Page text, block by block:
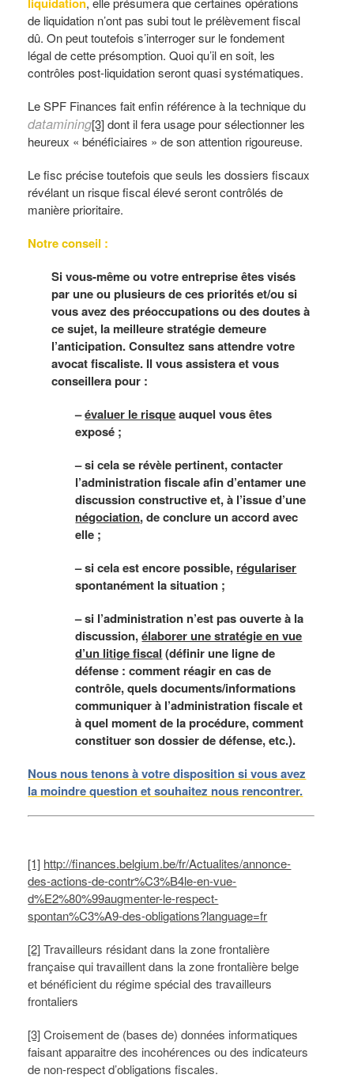
de liquidation n’ont pas subi tout le prélèvement fiscal
dû. On peut toutefois s’interroger sur le fondement
légal de cette présomption. Quoi qu’il en soit, les
contrôles post-liquidation seront quasi systématiques.
Le SPF Finances fait enfin référence à la technique du
datamining[3]dont il fera usage pour sélectionner les
heureux « bénéficiaires » de son attention rigoureuse.
Le fisc précise toutefois que seuls les dossiers fiscaux
révélant un risque fiscal élevé seront contrôlés de
manière prioritaire.
Notre conseil :
Si vous-même ou votre entreprise êtes visés
par une ou plusieurs de ces priorités et/ou si
vous avez des préoccupations ou des doutes à
ce sujet, la meilleure stratégie demeure
l’anticipation. Consultez sans attendre votre
avocat fiscaliste. Il vous assistera et vous
conseillera pour :
–évaluer le risqueauquel vous êtes
exposé ;
– si cela se révèle pertinent, contacter
l’administration fiscale afin d’entamer une
discussion constructive et, à l’issue d’une
négociation, de conclure un accord avec
elle ;
– si cela est encore possible, régulariser
spontanément la situation ;
– si l’administration n’est pas ouverte à la
discussion,élaborer une stratégie en vue
d’un litige fiscal (définir une ligne de
défense : comment réagir en cas de
contrôle, quels documents/informations
communiquer à l’administration fiscale et
à quel moment de la procédure, comment
constituer son dossier de défense, etc.).
Nous nous tenons à votre disposition si vous avez
la moindre question et souhaitez nous rencontrer.
[1] http://finances.belgium.be/fr/Actualites/annonce-
des-actions-de-contr%C3%B4le-en-vue-
d%E2%80%99augmenter-le-respect-
spontan%C3%A9-des-obligations?language=fr
[2] Travailleurs résidant dans la zone frontalière
française qui travaillent dans la zone frontalière belge
et bénéficient du régime spécial des travailleurs
frontaliers
[3] Croisement de (bases de) données informatiques
faisant apparaitre des incohérences ou des indicateurs
de non-respect d’obligations fiscales.